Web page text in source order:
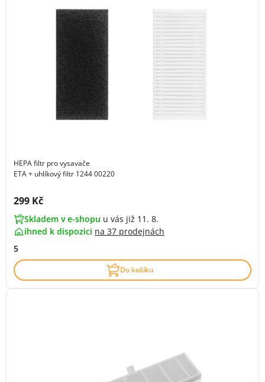
HEPA filtr pro vysavače
ETA + uhlíkový filtr 1244 00220
Cena s DPH:
299 Kč
Skladem v e-shopu u vás již 11. 8.
ihned k dispozici na 37 prodejnách
5
Do košíku